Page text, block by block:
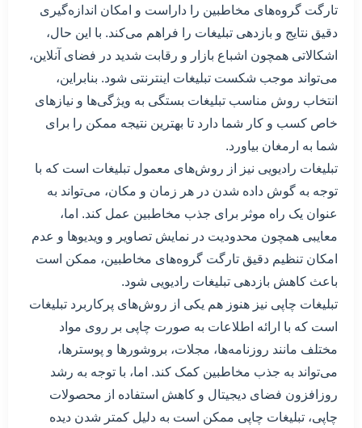
تارگت گروه‌های مخاطبین را داراست و امکان اندازه‌گیری
دقیق نتایج و بازدهی تبلیغات را فراهم می‌کند. با این حال،
اشکالاتی همچون اشباع بازار و رقابت شدید در فضای آنلاین،
می‌تواند موجب شکست تبلیغات اینترنتی شود. بنابراین،
انتخاب روش مناسب تبلیغات بستگی به ویژگی‌ها و نیازهای
خاص کسب و کار شما دارد تا بهترین نتیجه ممکن را برای
شما به ارمغان بیاورد.
تبلیغات رادیویی نیز از روش‌های معمول تبلیغات است که با
توجه به گوش داده شدن در هر زمان و مکان، می‌تواند به
عنوان یک راه موثر برای جذب مخاطبین عمل کند. اما،
معایبی همچون محدودیت در نمایش تصاویر و ویدیوها و عدم
امکان تنظیم دقیق تارگت گروه‌های مخاطبین، ممکن است
باعث کاهش بازدهی تبلیغات رادیویی شود.
تبلیغات چاپی نیز هنوز هم یکی از روش‌های پرکاربرد تبلیغات
است که با ارائه اطلاعات به صورت چاپی بر روی مواد
مختلف مانند روزنامه‌ها، مجلات، بروشورها و پوسترها،
می‌تواند به جذب مخاطبین کمک کند. اما، با توجه به رشد
روزافزون فضای دیجیتال و کاهش استفاده از محصولات
چاپی، تبلیغات چاپی ممکن است به دلیل کمتر شدن دیده